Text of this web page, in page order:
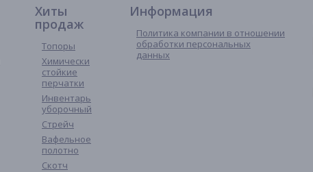
Хиты
продаж
Топоры
Химически
стойкие
перчатки
Инвентарь
уборочный
Стрейч
Вафельное
полотно
Скотч
Информация
Политика компании в отношении
обработки персональных
данных